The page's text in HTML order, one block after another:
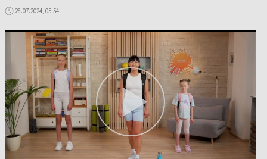
28.07.2024, 05:54